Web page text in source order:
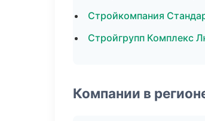
Стройкомпания
Стройгрупп Комплекс
Компании в